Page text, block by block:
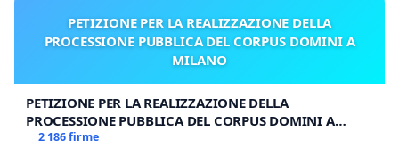
PETIZIONE PER LA REALIZZAZIONE DELLA
PROCESSIONE PUBBLICA DEL CORPUS DOMINI A
MILANO
PETIZIONE PER LA REALIZZAZIONE DELLA
PROCESSIONE PUBBLICA DEL CORPUS DOMINI A
MILANO
2 186 firme